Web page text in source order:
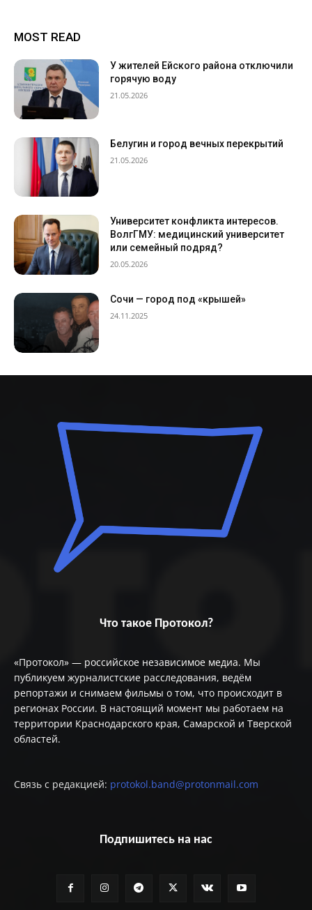
MOST READ
У жителей Ейского района отключили
горячую воду
21.05.2026
Белугин и город вечных перекрытий
21.05.2026
Университет конфликта интересов.
ВолгГМУ: медицинский университет
или семейный подряд?
20.05.2026
Сочи — город под «крышей»
24.11.2025
Что такое Протокол?
«Протокол» — российское независимое медиа. Мы
публикуем журналистские расследования, ведём
репортажи и снимаем фильмы о том, что происходит в
регионах России. В настоящий момент мы работаем на
территории Краснодарского края, Самарской и Тверской
областей.
Связь с редакцией: protokol.band@protonmail.com
Подпишитесь на нас